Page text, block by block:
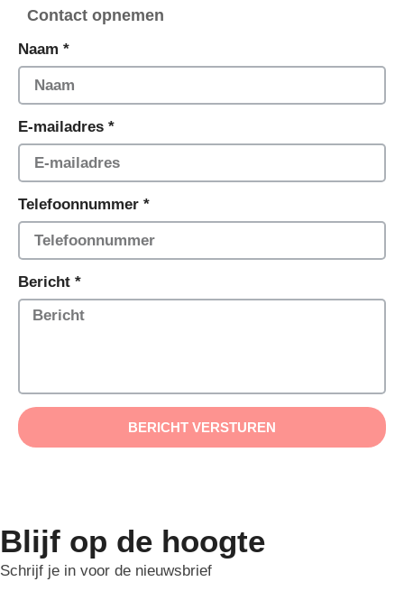
Contact opnemen
Naam *
E-mailadres *
Telefoonnummer *
Bericht *
BERICHT VERSTUREN
Blijf op de hoogte
Schrijf je in voor de nieuwsbrief